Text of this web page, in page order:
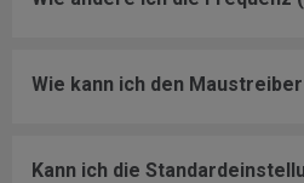
Wie kann ich den
Kann ich die